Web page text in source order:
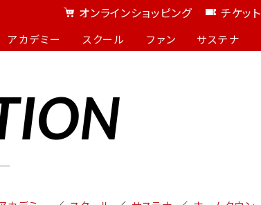
オンラインショッピング チケット
アカデミー スクール ファン サステナ